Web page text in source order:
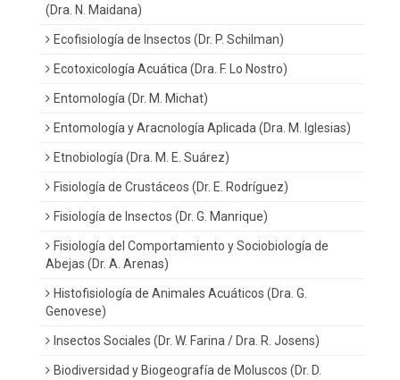
(Dra. N. Maidana)
Ecofisiología de Insectos (Dr. P. Schilman)
Ecotoxicología Acuática (Dra. F. Lo Nostro)
Entomología (Dr. M. Michat)
Entomología y Aracnología Aplicada (Dra. M. Iglesias)
Etnobiología (Dra. M. E. Suárez)
Fisiología de Crustáceos (Dr. E. Rodríguez)
Fisiología de Insectos (Dr. G. Manrique)
Fisiología del Comportamiento y Sociobiología de
Abejas (Dr. A. Arenas)
Histofisiología de Animales Acuáticos (Dra. G.
Genovese)
Insectos Sociales (Dr. W. Farina / Dra. R. Josens)
Biodiversidad y Biogeografía de Moluscos (Dr. D.